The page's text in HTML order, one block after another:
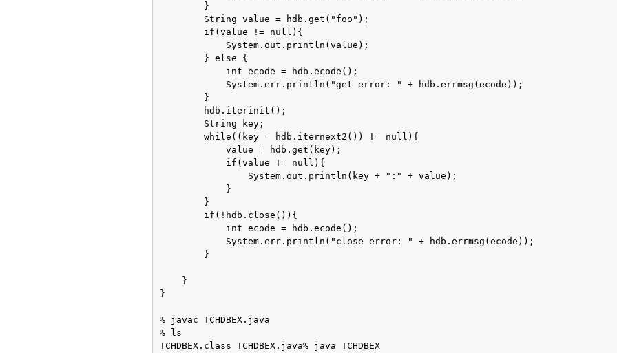
        }
        String value = hdb.get("foo");
        if(value != null){
            System.out.println(value);
        } else {
            int ecode = hdb.ecode();
            System.err.println("get error: " + hdb.errmsg(ecode));
        }
        hdb.iterinit();
        String key;
        while((key = hdb.iternext2()) != null){
            value = hdb.get(key);
            if(value != null){
                System.out.println(key + ":" + value);
            }
        }
        if(!hdb.close()){
            int ecode = hdb.ecode();
            System.err.println("close error: " + hdb.errmsg(ecode));
        }
    }
}
% javac TCHDBEX.java
% ls
TCHDBEX.class TCHDBEX.java% java TCHDBEX